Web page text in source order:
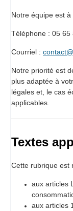
Notre équipe est
Téléphone : 05 65
Courriel :
Notre priorité est
plus adaptée à
légales et, le cas
applicables.
Textes
Cette rubrique est
aux articles
aux articles